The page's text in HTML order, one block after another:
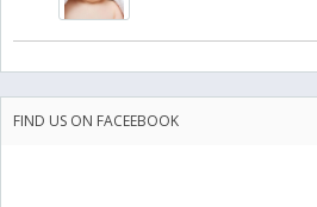
FIND US ON FACEEBOOK